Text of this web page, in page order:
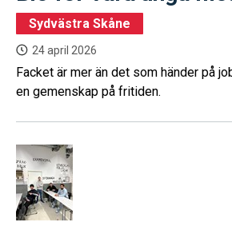
Sydvästra Skåne
24 april 2026
Facket är mer än det som händer på
en gemenskap på fritiden.